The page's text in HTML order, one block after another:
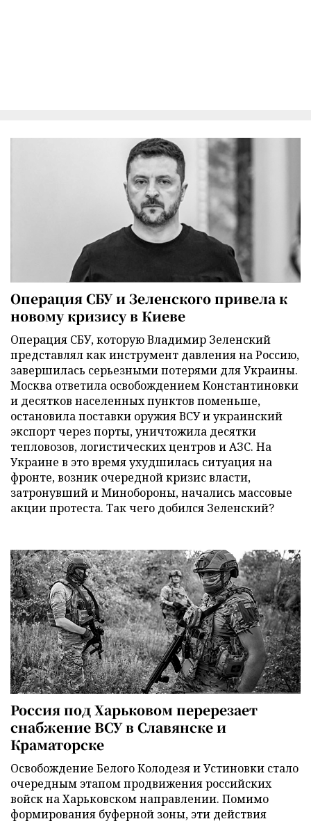
Операция СБУ и Зеленского привела к
новому кризису в Киеве
Операция СБУ, которую Владимир Зеленский
представлял как инструмент давления на Россию,
завершилась серьезными потерями для Украины.
Москва ответила освобождением Константиновки
и десятков населенных пунктов поменьше,
остановила поставки оружия ВСУ и украинский
экспорт через порты, уничтожила десятки
тепловозов, логистических центров и АЗС. На
Украине в это время ухудшилась ситуация на
фронте, возник очередной кризис власти,
затронувший и Минобороны, начались массовые
акции протеста. Так чего добился Зеленский?
Россия под Харьковом перерезает
снабжение ВСУ в Славянске и
Краматорске
Освобождение Белого Колодезя и Устиновки стало
очередным этапом продвижения российских
войск на Харьковском направлении. Помимо
формирования буферной зоны, эти действия